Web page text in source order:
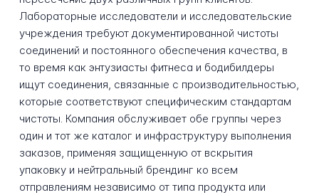
Лабораторные исследователи и исследовательские
учреждения требуют документированной чистоты
соединений и постоянного обеспечения качества, в
то время как энтузиасты фитнеса и бодибилдеры
ищут соединения, связанные с производительностью,
которые соответствуют специфическим стандартам
чистоты. Компания обслуживает обе группы через
один и тот же каталог и инфраструктуру выполнения
заказов, применяя защищенную от вскрытия
упаковку и нейтральный брендинг ко всем
отправлениям независимо от типа продукта или